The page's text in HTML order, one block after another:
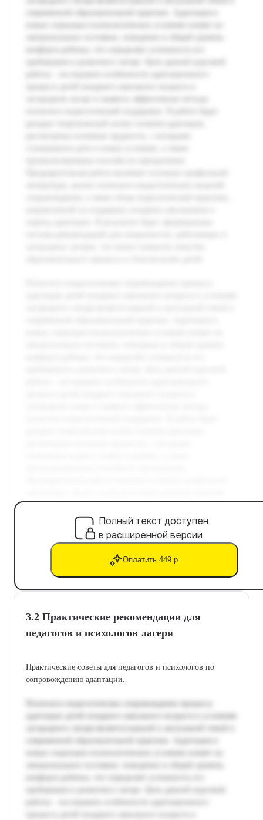
Полный текст доступен
в расширенной версии
Оплатить 449 р.
3.2 Практические рекомендации для
педагогов и психологов лагеря
Практические советы для педагогов и психологов по
сопровождению адаптации.